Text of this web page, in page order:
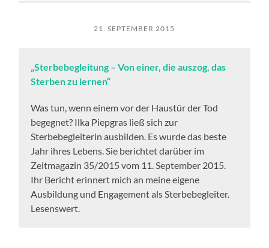
21. SEPTEMBER 2015
„Sterbebegleitung – Von einer, die auszog, das
Sterben zu lernen“
Was tun, wenn einem vor der Haustür der Tod
begegnet? Ilka Piepgras ließ sich zur
Sterbebegleiterin ausbilden. Es wurde das beste
Jahr ihres Lebens. Sie berichtet darüber im
Zeitmagazin 35/2015 vom 11. September 2015.
Ihr Bericht erinnert mich an meine eigene
Ausbildung und Engagement als Sterbebegleiter.
Lesenswert.